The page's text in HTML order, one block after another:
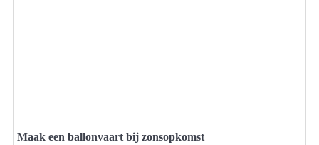
Maak een ballonvaart bij zonsopkomst